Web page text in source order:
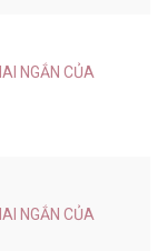
NGẮN CỦA
NGẮN CỦA